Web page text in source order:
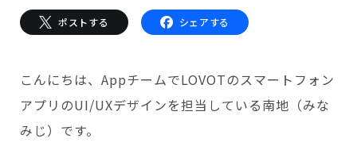
最新モデル
LOVOT 3.0
LOVOT 3.0について詳しく
もっと知る
開発者の想い
LOVOTの歩みと未来
LOVOTオーナーの声
LOVOTのアフターサービス
LOVOT MUSEUM - 日本橋浜町
お迎えする
ポストする シェアする
こんにちは、AppチームでLOVOTのスマートフォン
アプリのUI/UXデザインを担当している南地（みな
みじ）です。